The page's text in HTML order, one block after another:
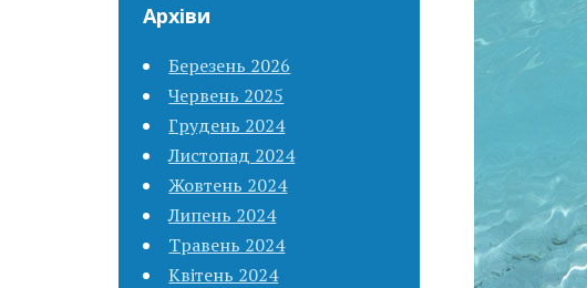
Архіви
Березень 2026
Червень 2025
Грудень 2024
Листопад 2024
Жовтень 2024
Липень 2024
Травень 2024
Квітень 2024